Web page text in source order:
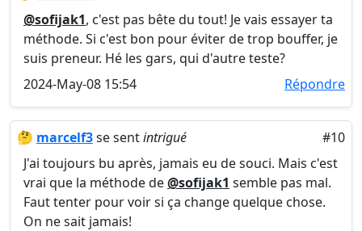
@sofijak1, c'est pas bête du tout! Je vais essayer ta
méthode. Si c'est bon pour éviter de trop bouffer, je
suis preneur. Hé les gars, qui d'autre teste?
2024-May-08 15:54
Répondre
🤔 marcelf3se sentintrigué
#10
J'ai toujours bu après, jamais eu de souci. Mais c'est
vrai que la méthode de@sofijak1 semble pas mal.
Faut tenter pour voir si ça change quelque chose.
On ne sait jamais!